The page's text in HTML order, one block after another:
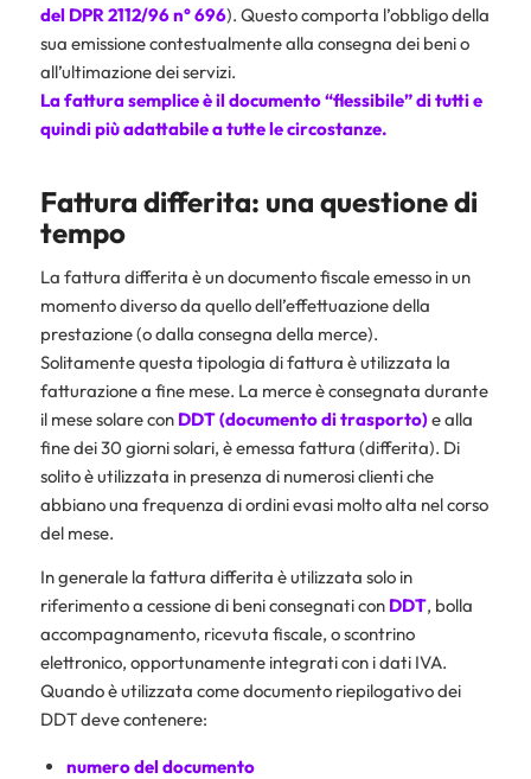
del DPR 2112/96 n° 696). Questo comporta l’obbligo della
sua emissione contestualmente alla consegna dei beni o
all’ultimazione dei servizi.
La fattura semplice è il documento “flessibile” di tutti e
quindi più adattabile a tutte le circostanze.
Fattura differita: una questione di
tempo
La fattura differita è un documento fiscale emesso in un
momento diverso da quello dell’effettuazione della
prestazione (o dalla consegna della merce).
Solitamente questa tipologia di fattura è utilizzata la
fatturazione a fine mese. La merce è consegnata durante
il mese solare con DDT (documento di trasporto)e alla
fine dei 30 giorni solari, è emessa fattura (differita). Di
solito è utilizzata in presenza di numerosi clienti che
abbiano una frequenza di ordini evasi molto alta nel corso
del mese.
In generale la fattura differita è utilizzata solo in
riferimento a cessione di beni consegnati con DDT, bolla
accompagnamento, ricevuta fiscale, o scontrino
elettronico, opportunamente integrati con i dati IVA.
Quando è utilizzata come documento riepilogativo dei
DDT deve contenere:
numero del documento